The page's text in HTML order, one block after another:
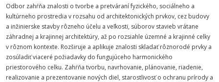
Odbor zahŕňa znalosti o tvorbe a pretváraní fyzického, sociálneho a
kultúrneho prostredia v rozsahu od architektonických prvkov, cez budovy
a inžinierske stavby rôzneho účelu a veľkosti, súborov stavieb vrátane
záhradnej a krajinnej architektúry, až po rozsiahle územné a krajinné celky
v rôznom kontexte. Rozširuje a aplikuje znalosti skladať rôznorodé prvky a
zosúladiť viaceré požiadavky do fungujúceho harmonického
priestorového celku. Zahŕňa tvorbu, navrhovanie, plánovanie, riadenie,
realizovanie a prezentovanie nových diel, starostlivosť o ochranu prírody a